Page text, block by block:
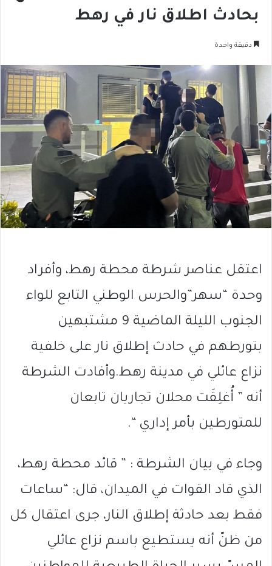
بحادث اطلاق نار في رهط
دقيقة واحدة
اعتقل عناصر شرطة محطة رهط، وأفراد
وحدة “سهر”والحرس الوطني التابع للواء
الجنوب الليلة الماضية 9 مشتبهين
بتورطهم في حادث إطلاق نار على خلفية
نزاع عائلي في مدينة رهط.وأفادت الشرطة
أنه ” أُغلِقَت محلان تجاريان تابعان
للمتورطين بأمر إداري “.
وجاء في بيان الشرطة : ” قائد محطة رهط،
الذي قاد القوات في الميدان، قال: “ساعات
فقط بعد حادثة إطلاق النار، جرى اعتقال كل
من ظنّ أنه يستطيع باسم نزاع عائلي